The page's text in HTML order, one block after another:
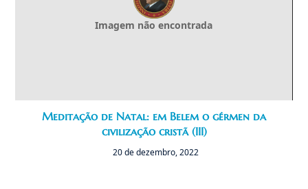
Imagem não encontrada
Meditação de Natal: em Belem o gérmen da
civilização cristã (III)
20 de dezembro, 2022